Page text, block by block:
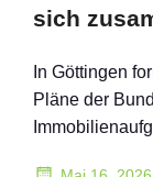
sich
In Göttingen
Pläne der